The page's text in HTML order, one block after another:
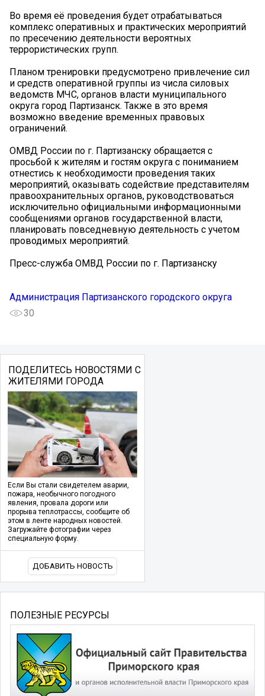
Во время её проведения будет отрабатываться
комплекс оперативных и практических мероприятий
по пресечению деятельности вероятных
террористических групп.
Планом тренировки предусмотрено привлечение сил
и средств оперативной группы из числа силовых
ведомств МЧС, органов власти муниципального
округа город Партизанск. Также в это время
возможно введение временных правовых
ограничений.
️ОМВД России по г. Партизанску обращается с
просьбой к жителям и гостям округа с пониманием
отнестись к необходимости проведения таких
мероприятий, оказывать содействие представителям
правоохранительных органов, руководствоваться
исключительно официальными информационными
сообщениями органов государственной власти,
планировать повседневную деятельность с учетом
проводимых мероприятий.
Пресс-служба ОМВД России по г. Партизанску
Администрация Партизанского городского округа
30
ПОДЕЛИТЕСЬ НОВОСТЯМИ С
ЖИТЕЛЯМИ ГОРОДА
Если Вы стали свидетелем аварии,
пожара, необычного погодного
явления, провала дороги или
прорыва теплотрассы, сообщите об
этом в ленте народных новостей.
Загружайте фотографии через
специальную форму.
ДОБАВИТЬ НОВОСТЬ
ПОЛЕЗНЫЕ РЕСУРСЫ